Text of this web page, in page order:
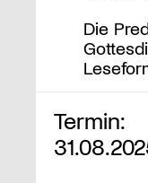
Die
Termin: